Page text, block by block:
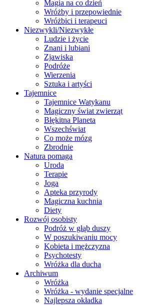
Magia na co dzień
Wróżby i przepowiednie
Wróżbici i terapeuci
Niezwykli/Niezwykłe
Ludzie i życie
Znani i lubiani
Zjawiska
Podróże
Wierzenia
Sztuka i artyści
Tajemnice
Tajemnice Watykanu
Magiczny świat zwierząt
Błękitna Planeta
Wszechświat
Co może mózg
Zbrodnie
Natura pomaga
Uroda
Terapie
Joga
Apteka przyrody
Magiczna kuchnia
Diety
Rozwój osobisty
Podróż w głąb duszy
W poszukiwaniu mocy
Kobieta i mężczyzna
Psychotesty
Wróżka dla ducha
Archiwum
Wróżka
Wróżka - wydanie specjalne
Najlepsza okładka